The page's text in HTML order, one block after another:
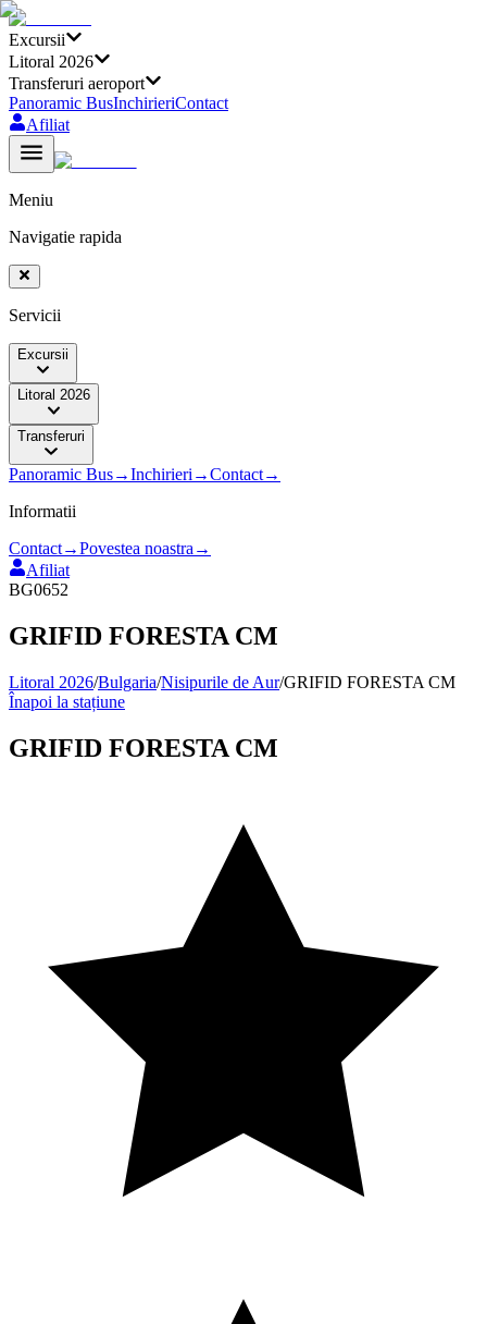
Excursii
Litoral 2026
Transferuri aeroport
Panoramic BusInchirieriContact
Afiliat
Meniu
Navigatie rapida
Servicii
Excursii
Litoral 2026
Transferuri
Panoramic Bus→Inchirieri →Contact→
Informatii
Contact→Povestea noastra →
Afiliat
BG0652
GRIFID FORESTA CM
Litoral 2026/Bulgaria/Nisipurile de Aur/GRIFID FORESTA CM
Înapoi la stațiune
GRIFID FORESTA CM